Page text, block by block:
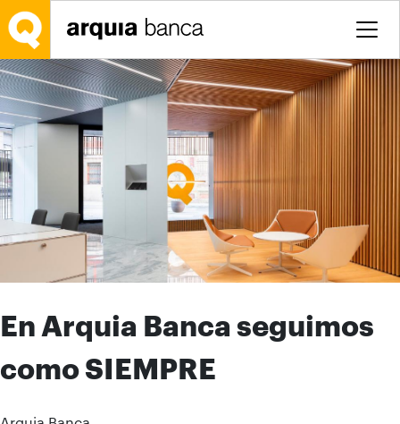
Saltar al contenido principal
En Arquia Banca seguimos
como SIEMPRE